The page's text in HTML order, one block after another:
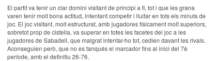
El partit va tenir un clar domini visitant de principi a fi, tot i que les grana
varen tenir molt bona actitud, intentant competir i lluitar en tots els minuts de
joc. El joc visitant, molt estructurat, amb jugadores físicament molt superiors,
sobretot prop de cistella, va superar en totes les facetes del joc a les
jugadores de Sabadell, que malgrat intentar-ho tot, cedien davant les rivals.
Aconseguien però, que no es tanqués el marcador fins al inici del 7è
període, amb el definitiu 26-76.